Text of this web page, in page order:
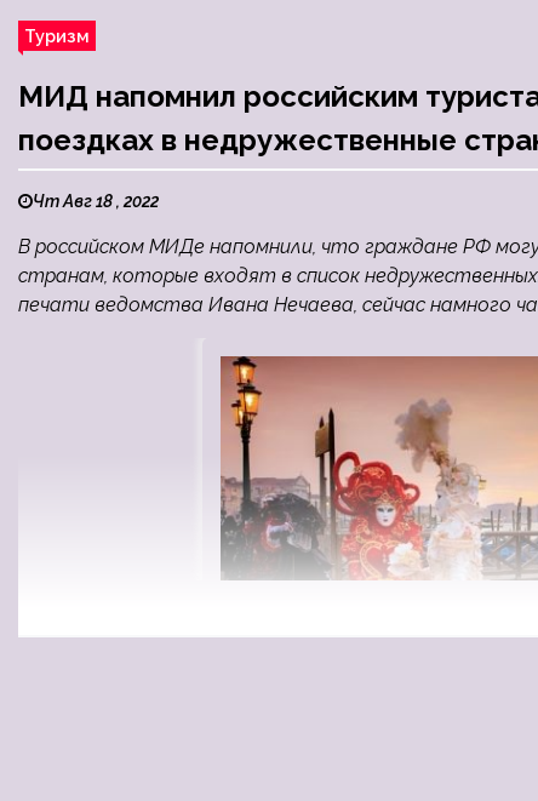
Туризм
МИД напомнил российским
поездках в недружественные
Чт Авг 18 , 2022
В российском МИДе напомнили, что граждане РФ
странам, которые входят в список
печати ведомства Ивана Нечаева, сейчас намного